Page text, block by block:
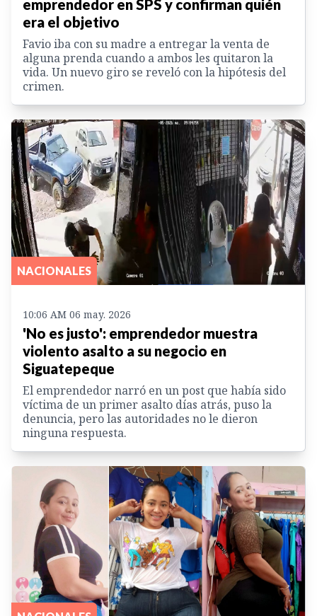
emprendedor en SPS y confirman quién
era el objetivo
Favio iba con su madre a entregar la venta de
alguna prenda cuando a ambos les quitaron la
vida. Un nuevo giro se reveló con la hipótesis del
crimen.
NACIONALES
10:06 AM 06 may. 2026
'No es justo': emprendedor muestra
violento asalto a su negocio en
Siguatepeque
El emprendedor narró en un post que había sido
víctima de un primer asalto días atrás, puso la
denuncia, pero las autoridades no le dieron
ninguna respuesta.